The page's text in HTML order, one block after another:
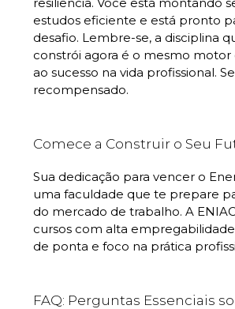
estudos eficiente e está pronto
desafio. Lembre-se, a disciplina
constrói agora é o mesmo motor
ao sucesso na vida profissional.
recompensado.
Comece a Construir o Seu
Sua dedicação para vencer o
uma faculdade que te prepare
do mercado de trabalho. A
cursos com alta
de ponta e foco na prática
FAQ: Perguntas Essenciais